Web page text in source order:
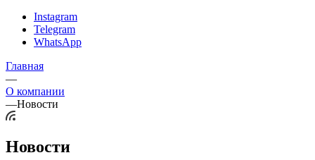
Instagram
Telegram
WhatsApp
Главная
—
О компании
—Новости
Новости